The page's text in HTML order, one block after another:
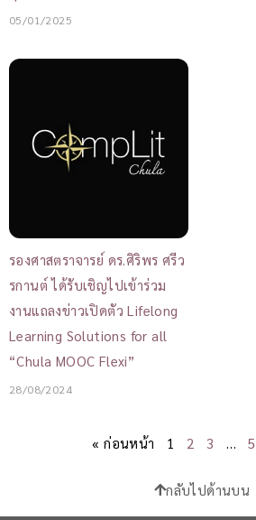
05/01/2025
รองศาสตราจารย์ ดร.ศิริพร ศรีว
รกานต์ ได้รับเชิญไปเข้าร่วม
งานแถลงข่าวเปิดตัว Lifelong
Learning Solutions for all
“Chula MOOC Flexi”
28/08/2024
« ก่อนหน้า 1 2 3 … 5
กลับไปด้านบน